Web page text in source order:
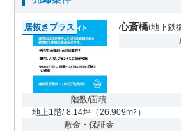
居抜きプラス 心斎橋(地下鉄
階数/面積
地上1階/ 8.14坪 （26.909m2 ）
敷金・保証金